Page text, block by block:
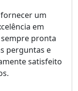
um
em
pronta
perguntas e
satisfeito